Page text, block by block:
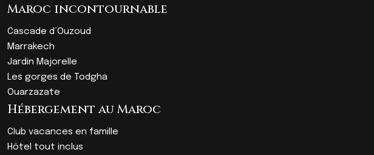
Maroc incontournable
Cascade d’Ouzoud
Marrakech
Jardin Majorelle
Les gorges de Todgha
Ouarzazate
Hébergement au Maroc
Club vacances en famille
Hôtel tout inclus